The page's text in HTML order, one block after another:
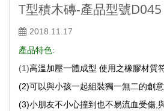
T型積木磚-產品型號D045
2018.11.17
產品特色:
(1)高溫加壓一體成型 使用之橡膠材質
(2)可以與小孩一起組裝獨一無二的創
(3)小朋友不小心撞到也不易流血受傷,